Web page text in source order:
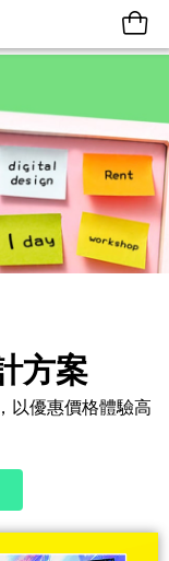
方案
以優惠價格體驗高